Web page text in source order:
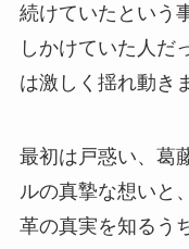
続けていたという
しかけていた人だ
は激しく揺れ動き
最初は戸惑い、葛
ルの真摯な想いと
革の真実を知るう